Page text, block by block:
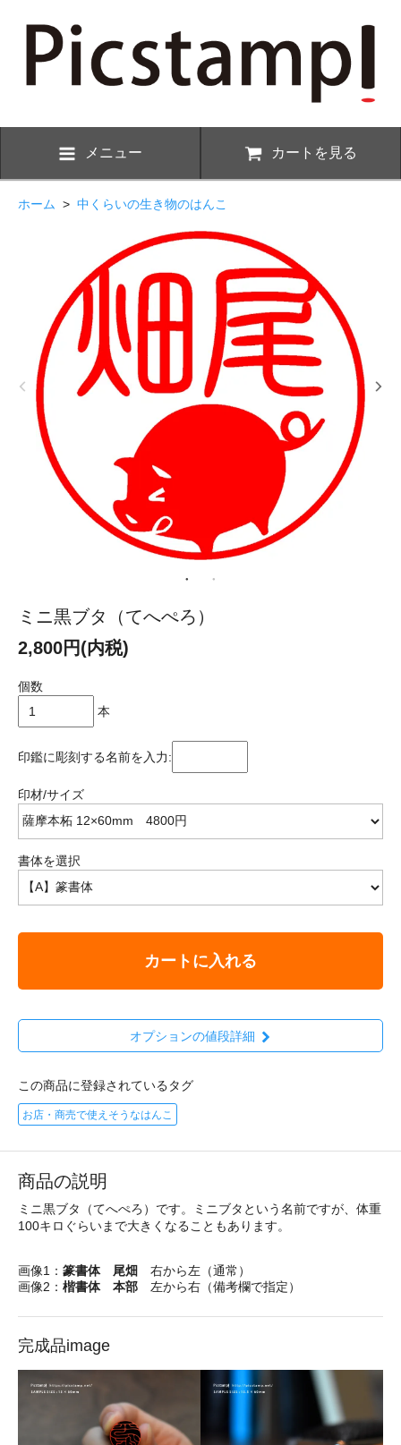
メニュー カートを見る
ホーム > 中くらいの生き物のはんこ
ミニ黒ブタ（てへぺろ）
2,800円(内税)
個数
本
印鑑に彫刻する名前を入力:
印材/サイズ
書体を選択
カートに入れる
オプションの値段詳細
この商品に登録されているタグ
お店・商売で使えそうなはんこ
商品の説明
ミニ黒ブタ（てへぺろ）です。ミニブタという名前ですが、体重
100キロぐらいまで大きくなることもあります。
画像1： 篆書体 尾畑
右から左（通常）
画像2： 楷書体 本部 左から右（備考欄で指定）
完成品image